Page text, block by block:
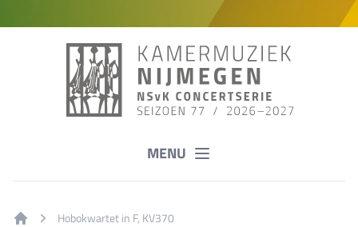
MENU
Hobokwartet in F, KV370